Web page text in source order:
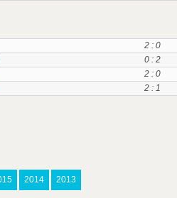
2 : 0
0 : 2
2 : 0
2 : 1
2014 2013